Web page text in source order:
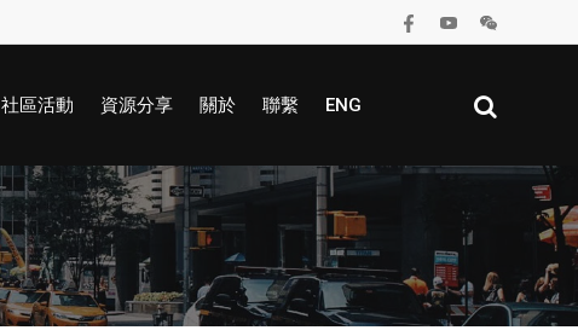
社區活動 資源分享 關於 聯繫 ENG